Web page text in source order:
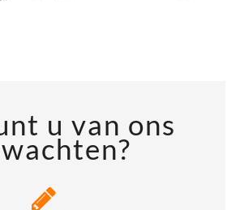
u van ons